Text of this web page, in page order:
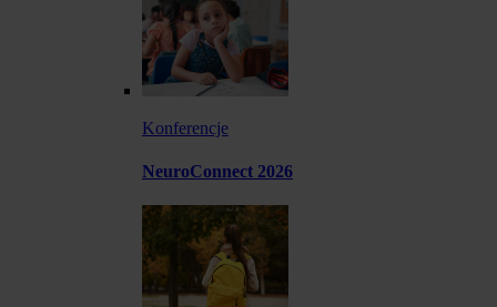
Konferencje
NeuroConnect 2026